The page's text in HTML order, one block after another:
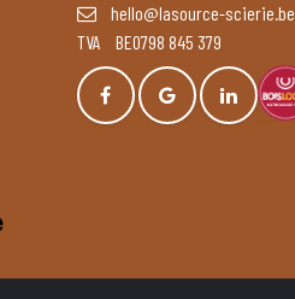
hello@lasource-scierie.be
TVA BE0798 845 379